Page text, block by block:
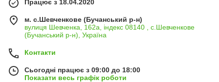
Працює з 18.04.2020
м. с.Шевченкове (Бучанський р-н)
вулиця Шевченка, 162а, індекс 08140 , с.Шевченкове
(Бучанський р-н), Україна
Контакти
Сьогодні працює з 09:00 до 18:00
Показати весь графік роботи